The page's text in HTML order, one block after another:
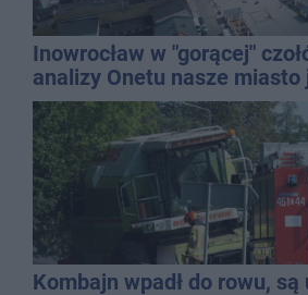
Inowrocław w "gorącej"
analizy Onetu nasze
najbardziej narażonych na
Kombajn wpadł do rowu,